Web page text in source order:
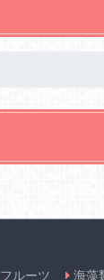
フルーツ 海藻